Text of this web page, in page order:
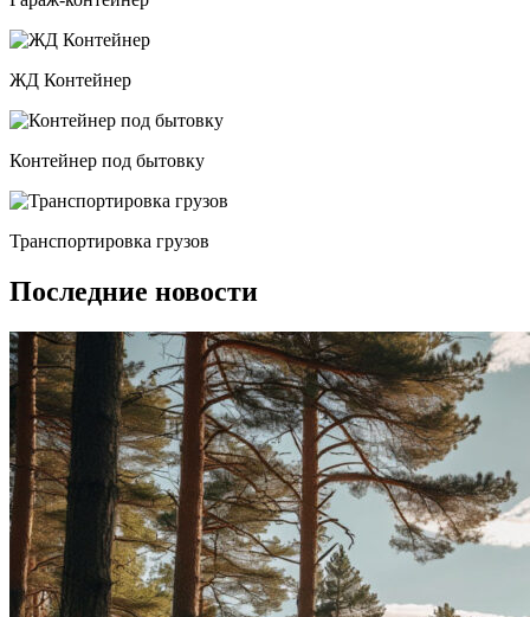
ЖД Контейнер
Контейнер под бытовку
Транспортировка грузов
Последние новости